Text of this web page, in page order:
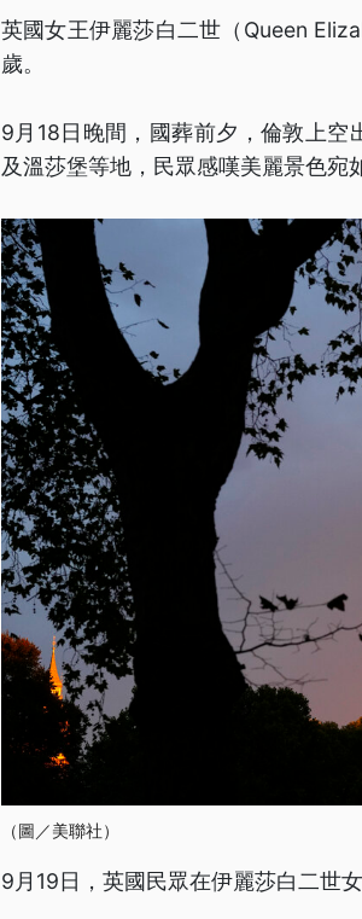
英國女王伊麗莎白二世（Queen
歲。
9月18日晚間，國葬前夕，倫敦上
及溫莎堡等地，民眾感嘆美麗景色宛
（圖／美聯社）
9月19日，英國民眾在伊麗莎白二世